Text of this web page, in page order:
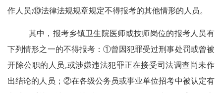
作人员;⑩法律法规规章规定不得报考的其他情形的人员。
其中，报考乡镇卫生院医师或技师岗位的报考人员有
下列情形之一的不得报考： ①曾因犯罪受过刑事处罚或曾被
开除公职的人员,或涉嫌违法犯罪正在接受司法调查尚未作
出结论的人员；②在各级公务员或事业单位招考中被认定有